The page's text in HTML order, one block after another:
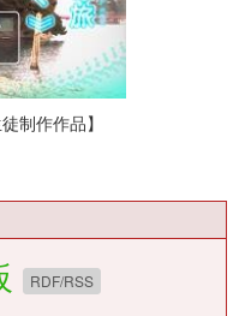
制作作品】
RDF/RSS